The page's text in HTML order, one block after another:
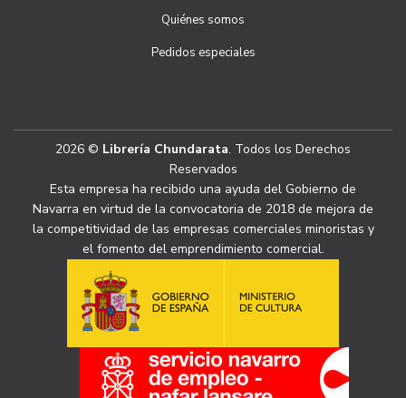
Quiénes somos
Pedidos especiales
2026 © Librería Chundarata. Todos los Derechos
Reservados
Esta empresa ha recibido una ayuda del Gobierno de
Navarra en virtud de la convocatoria de 2018 de mejora de
la competitividad de las empresas comerciales minoristas y
el fomento del emprendimiento comercial.